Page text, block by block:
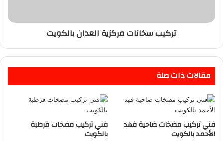
تركيب سخانات مركزية العدان بالكويت
مقالات ذات صلة
فني تركيب مضخات ضاحية فهد
الأحمد بالكويت
فني تركيب مضخات قرطبة
بالكويت